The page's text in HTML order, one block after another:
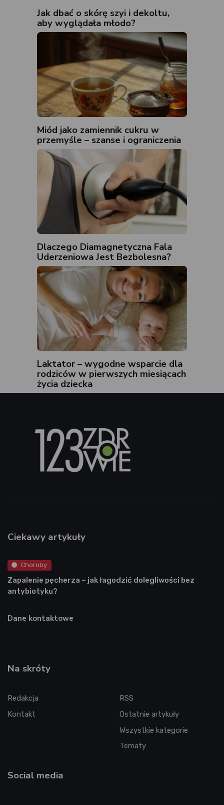
Jak dbać o skórę szyi i dekoltu,
aby wyglądała młodo?
Miód jako zamiennik cukru w
przemyśle – szanse i ograniczenia
Dlaczego Diamagnetyczna Fala
Uderzeniowa Jest Bezbolesna?
Laktator – wygodne wsparcie dla
rodziców w pierwszych miesiącach
życia dziecka
Ciekawy artykuły
Choroby
Zapalenie pęcherza – jak łagodzić dolegliwości bez
antybiotyku?
Dane kontaktowe
Na skróty
Redakcja
Kontakt
RSS
Ostatnie artykuły
Wszystkie kategorie
Tematy
Social media